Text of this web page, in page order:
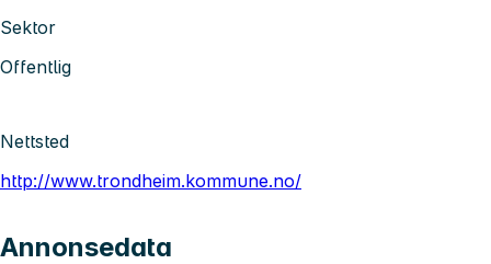
Sektor
Offentlig
Nettsted
http://www.trondheim.kommune.no/
Annonsedata